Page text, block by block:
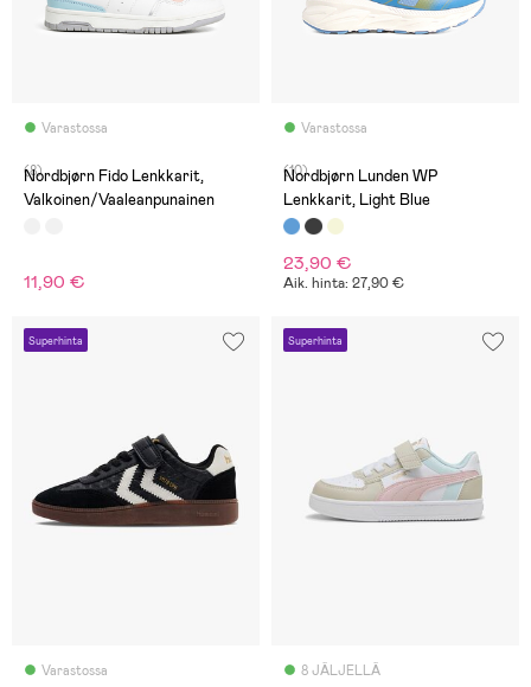
Varastossa
(8)
Nordbjørn Fido Lenkkarit,
Valkoinen/Vaaleanpunainen
11,90 €
Varastossa
(10)
Nordbjørn Lunden WP
Lenkkarit, Light Blue
23,90 €
Aik. hinta: 27,90 €
Superhinta
Varastossa
Superhinta
8 JÄLJELLÄ